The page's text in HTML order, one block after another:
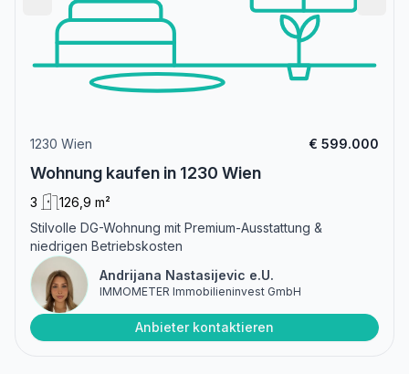
1230 Wien € 599.000
Wohnung kaufen in 1230 Wien
3
126,9 m²
Stilvolle DG-Wohnung mit Premium-Ausstattung &
niedrigen Betriebskosten
Andrijana Nastasijevic e.U.
IMMOMETER Immobilieninvest GmbH
Anbieter kontaktieren